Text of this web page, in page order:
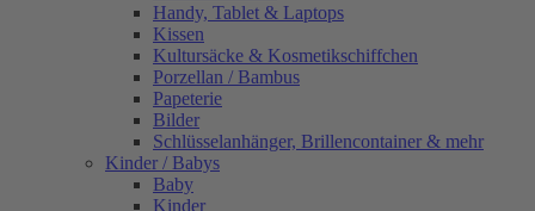
Handy, Tablet & Laptops
Kissen
Kultursäcke & Kosmetikschiffchen
Porzellan / Bambus
Papeterie
Bilder
Schlüsselanhänger, Brillencontainer & mehr
Kinder / Babys
Baby
Kinder